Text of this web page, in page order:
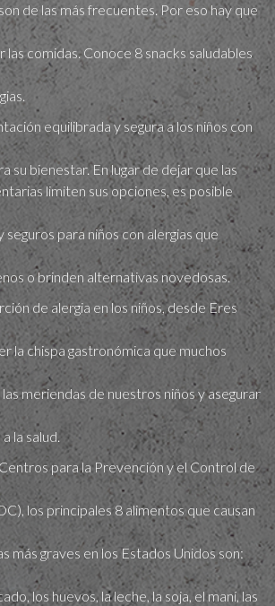
de las más frecuentes. Por eso hay que
las comidas. Conoce 8 snacks saludables
equilibrada y segura a los niños con
su bienestar. En lugar de dejar que las
limiten sus opciones, es posible
seguros para niños con alergias que
o brinden alternativas novedosas.
de alergia en los niños, desde Eres
la chispa gastronómica que muchos
meriendas de nuestros niños y asegurar
la salud.
para la Prevención y el Control de
los principales 8 alimentos que causan
más graves en los Estados Unidos son:
los huevos, la leche, la soja, el maní, las